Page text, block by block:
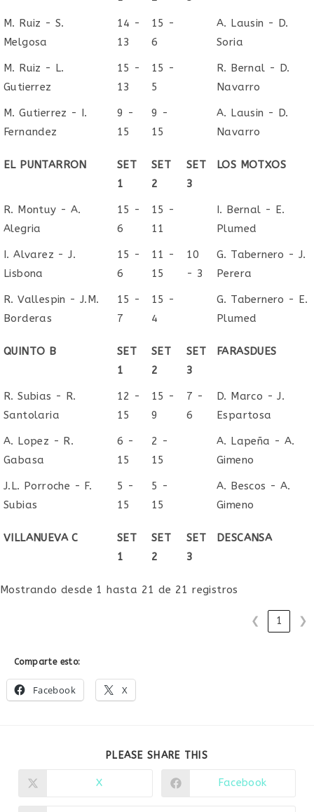
M. Ruiz - S.
Melgosa
14 -
13
15 -
6
A. Lausin - D.
Soria
M. Ruiz - L.
Gutierrez
15 -
13
15 -
5
R. Bernal - D.
Navarro
M. Gutierrez - I.
Fernandez
9 -
15
9 -
15
A. Lausin - D.
Navarro
EL PUNTARRON
SET
1
SET
2
SET
3
LOS MOTXOS
R. Montuy - A.
Alegria
15 -
6
15 -
11
I. Bernal - E.
Plumed
I. Alvarez - J.
Lisbona
15 -
6
11 -
15
10
- 3
G. Tabernero - J.
Perera
R. Vallespin - J.M.
Borderas
15 -
7
15 -
4
G. Tabernero - E.
Plumed
QUINTO B
SET
1
SET
2
SET
3
FARASDUES
R. Subias - R.
Santolaria
12 -
15
15 -
9
7 -
6
D. Marco - J.
Espartosa
A. Lopez - R.
Gabasa
6 -
15
2 -
15
A. Lapeña - A.
Gimeno
J.L. Porroche - F.
Subias
5 -
15
5 -
15
A. Bescos - A.
Gimeno
VILLANUEVA C
SET
1
SET
2
SET
3
DESCANSA
Mostrando desde 1 hasta 21 de 21 registros
❮ 1 ❯
Comparte esto:
Facebook X
PLEASE SHARE THIS
SeX
Se
Facebook